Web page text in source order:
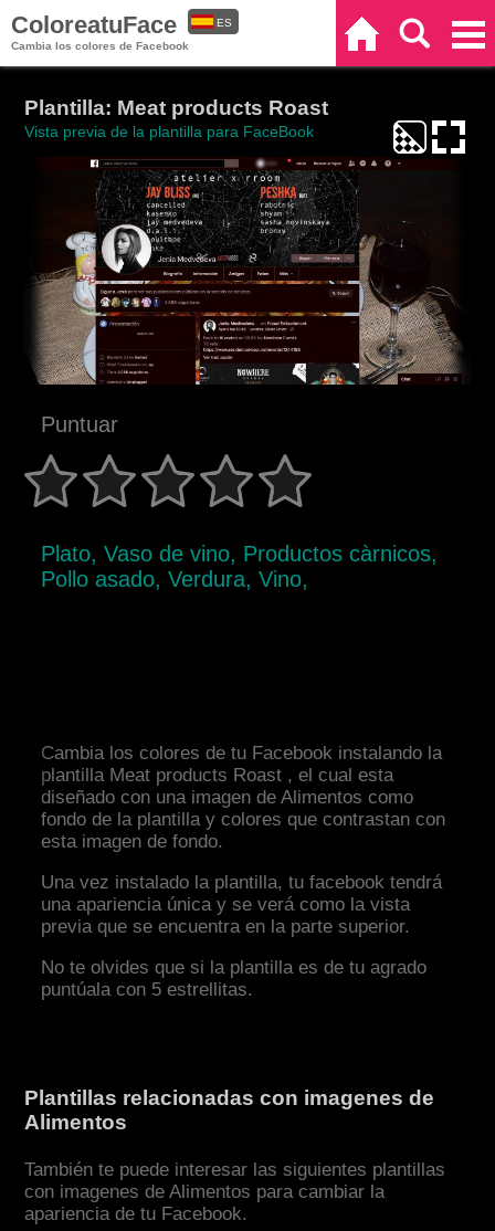
ColoreatuFace
Cambia los colores de Facebook
ES
Plantilla: Meat products Roast
Vista previa de la plantilla para FaceBook
Puntuar
Plato, Vaso de vino, Productos càrnicos,
Pollo asado, Verdura, Vino,
Cambia los colores de tu Facebook instalando la
plantilla Meat products Roast , el cual esta
diseñado con una imagen de Alimentos como
fondo de la plantilla y colores que contrastan con
esta imagen de fondo.
Una vez instalado la plantilla, tu facebook tendrá
una apariencia única y se verá como la vista
previa que se encuentra en la parte superior.
No te olvides que si la plantilla es de tu agrado
puntúala con 5 estrellitas.
Plantillas relacionadas con imagenes de
Alimentos
También te puede interesar las siguientes plantillas
con imagenes de Alimentos para cambiar la
apariencia de tu Facebook.